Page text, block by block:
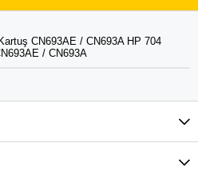
CN693AE / CN693A HP 704
/ CN693A